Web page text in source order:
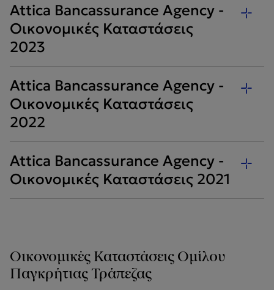
Attica Bancassurance Agency -
Οικονομικές Καταστάσεις
2023
Attica Bancassurance Agency -
Οικονομικές Καταστάσεις
2022
Attica Bancassurance Agency -
Οικονομικές Καταστάσεις 2021
Οικονομικές Καταστάσεις Ομίλου
Παγκρήτιας Τράπεζας